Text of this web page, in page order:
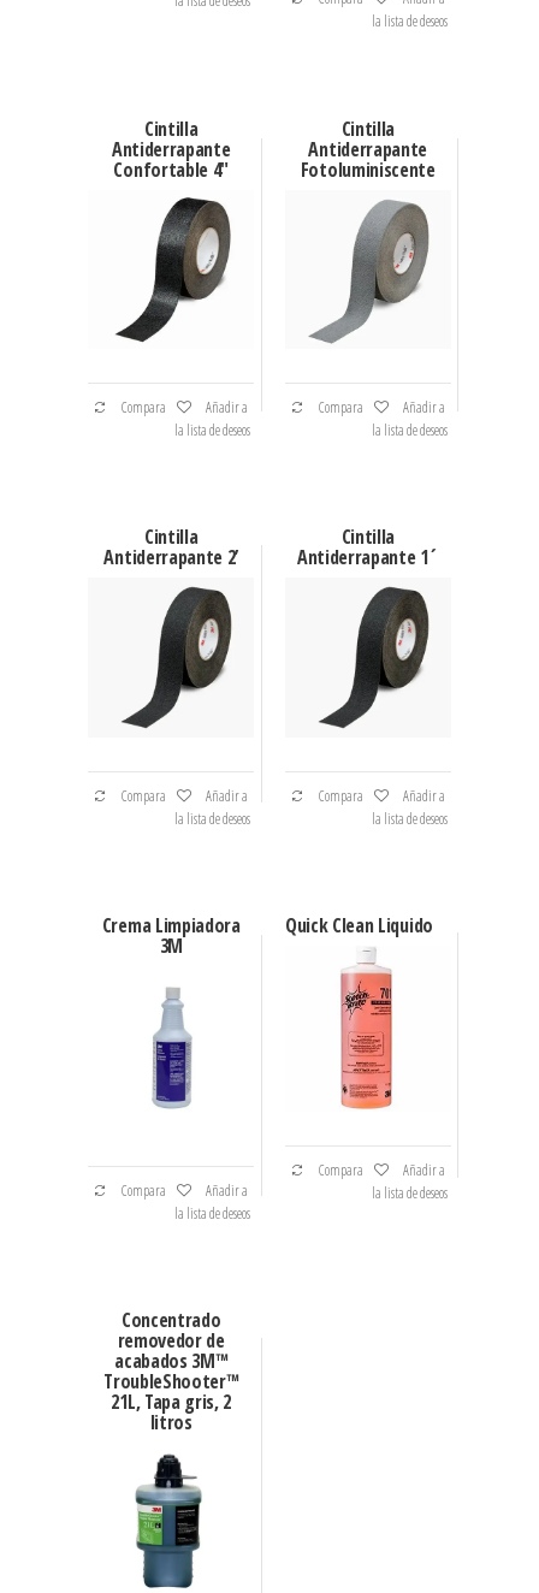
la lista de deseos
Cintilla
Antiderrapante
Confortable 4″
Compara
Añadir a
la lista de deseos
Cintilla
Antiderrapante
Fotoluminiscente
Compara
Añadir a
la lista de deseos
Cintilla
Antiderrapante 2’
Compara
Añadir a
la lista de deseos
Cintilla
Antiderrapante 1´
Compara
Añadir a
la lista de deseos
Crema Limpiadora
3M
Compara
Añadir a
la lista de deseos
Quick Clean Liquido
Compara
Añadir a
la lista de deseos
Concentrado
removedor de
acabados 3M™
TroubleShooter™
21L, Tapa gris, 2
litros